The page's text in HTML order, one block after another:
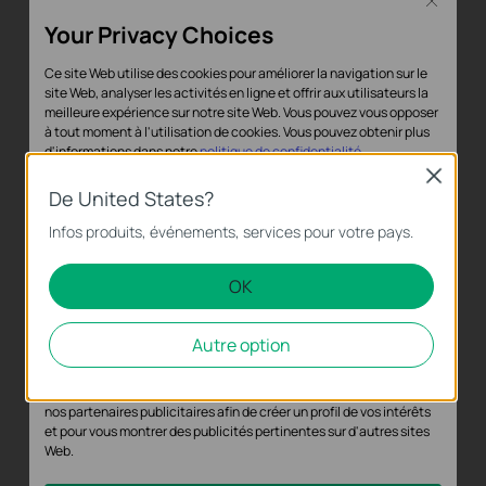
du temps grâce à la surveillance directe sur l'appareil.
De United States?
Infos produits, événements, services pour votre pays.
OK
Autre option
Close
Your Privacy Choices
Ce site Web utilise des cookies pour améliorer la navigation sur le
site Web, analyser les activités en ligne et offrir aux utilisateurs la
meilleure expérience sur notre site Web. Vous pouvez vous opposer
à tout moment à l'utilisation de cookies. Vous pouvez obtenir plus
d'informations dans notrepolitique de confidentialité.
Cookies basiques
Ces cookies sont nécessaires au fonctionnement du site Web et ne
Cookies d'analyse et marketing
Les cookies d'analyse nous permettent d'analyser vos activités sur
notre site Web pour améliorer et ajuster les fonctionnalités de
notre site Web.
nos partenaires publicitaires afin de créer un profil de vos intérêts
et pour vous montrer des publicités pertinentes sur d'autres sites
Web.